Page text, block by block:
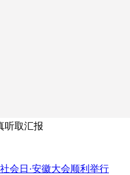
听取汇报
会日·安徽大会顺利举行